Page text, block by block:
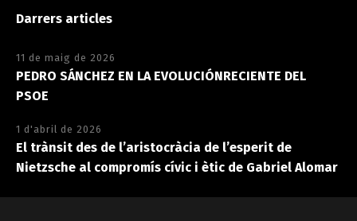
Darrers articles
11 de maig de 2026
PEDRO SÁNCHEZ EN LA EVOLUCIÓNRECIENTE DEL
PSOE
1 d'abril de 2026
El trànsit des de l’aristocràcia de l’esperit de
Nietzsche al compromís cívic i ètic de Gabriel Alomar